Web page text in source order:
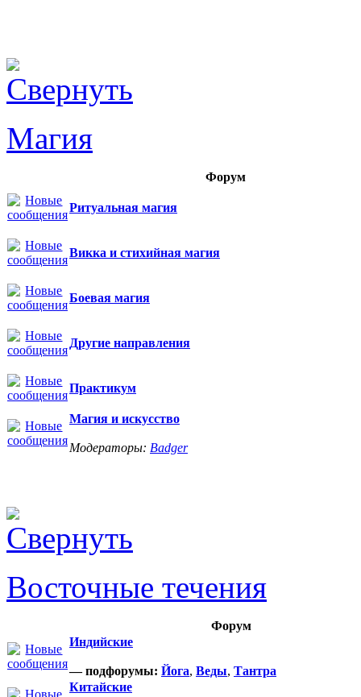
Магия
Форум
Ритуальная магия
Викка и стихийная магия
Боевая магия
Другие направления
Практикум
Магия и искусство
Модераторы: Badger
Восточные течения
Форум
Индийские
— подфорумы: Йога, Веды, Тантра
Китайские